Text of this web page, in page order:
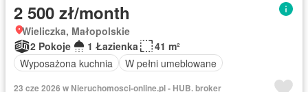
2 500 zł/month
Wieliczka, Małopolskie
2 Pokoje
1 Łazienka
41 m²
Wyposażona kuchnia
W pełni umeblowane
23 cze 2026 w Nieruchomosci-online.pl - HUB. broker